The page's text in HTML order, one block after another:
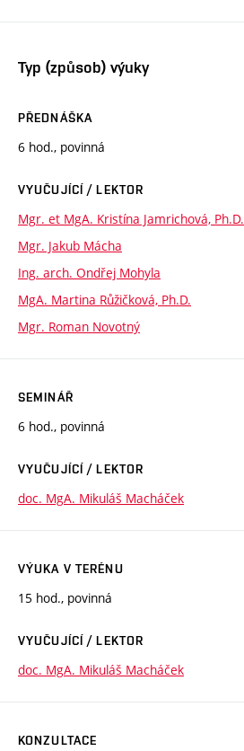
Typ (způsob) výuky
PŘEDNÁŠKA
6 hod., povinná
VYUČUJÍCÍ / LEKTOR
Mgr. et MgA. Kristína Jamrichová, Ph.D.
Mgr. Jakub Mácha
Ing. arch. Ondřej Mohyla
MgA. Martina Růžičková, Ph.D.
Mgr. Roman Novotný
SEMINÁŘ
6 hod., povinná
VYUČUJÍCÍ / LEKTOR
doc. MgA. Mikuláš Macháček
VÝUKA V TERÉNU
15 hod., povinná
VYUČUJÍCÍ / LEKTOR
doc. MgA. Mikuláš Macháček
KONZULTACE